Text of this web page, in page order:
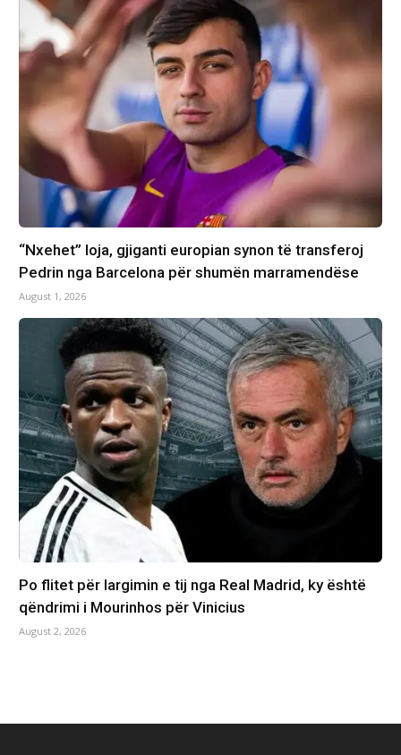
“Nxehet” loja, gjiganti europian synon të transferoj
Pedrin nga Barcelona për shumën marramendëse
August 1, 2026
Po flitet për largimin e tij nga Real Madrid, ky është
qëndrimi i Mourinhos për Vinicius
August 2, 2026